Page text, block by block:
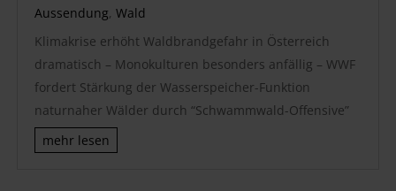
Aussendung, Wald
Klimakrise erhöht Waldbrandgefahr in Österreich
dramatisch – Monokulturen besonders anfällig – WWF
fordert Stärkung der Wasserspeicher-Funktion
naturnaher Wälder durch “Schwammwald-Offensive”
mehr lesen